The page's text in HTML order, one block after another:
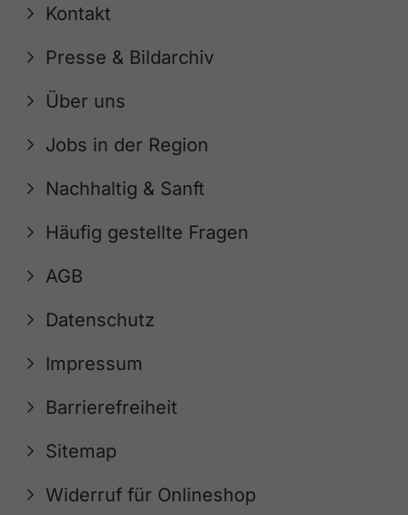
Kontakt
Presse & Bildarchiv
Über uns
Jobs in der Region
Nachhaltig & Sanft
Häufig gestellte Fragen
AGB
Datenschutz
Impressum
Barrierefreiheit
Sitemap
Widerruf für Onlineshop